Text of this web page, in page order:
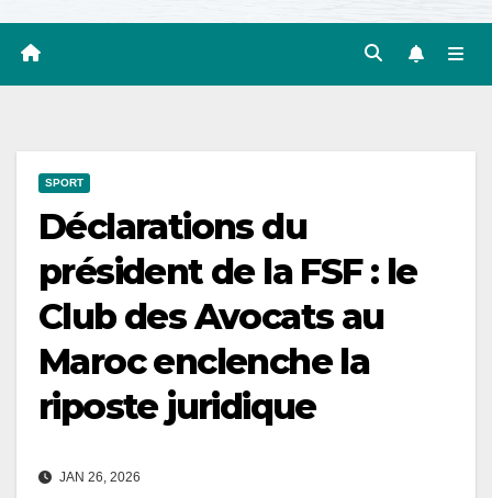
SPORT
Déclarations du
président de la FSF : le
Club des Avocats au
Maroc enclenche la
riposte juridique
JAN 26, 2026